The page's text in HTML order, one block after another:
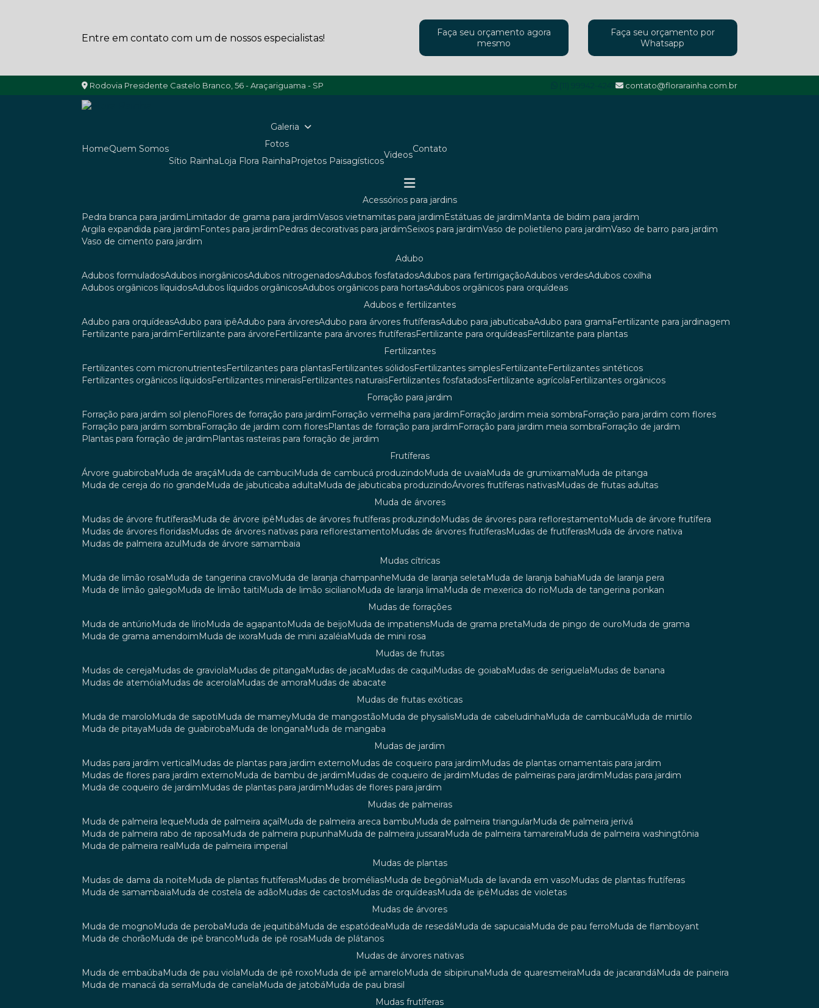
Entre em contato com um de nossos especialistas!
Faça seu orçamento agora
mesmo
Faça seu orçamento por
Whatsapp
Rodovia Presidente Castelo Branco, 56 - Araçariguama - SP contato@florarainha.com.br
Home Quem Somos
Galeria
Fotos
Sítio Rainha
Loja Flora Rainha Projetos Paisagísticos
Videos
Contato
acessórios para jardins
pedra branca para jardim
limitador de grama para jardim vasos vietnamitas para jardim estátuas de jardim
manta de bidim para jardim
argila expandida para jardim
fontes para jardim pedras decorativas para jardim seixos para jardim vaso de polietileno para jardim vaso de barro para jardim
vaso de cimento para jardim
adubo
adubos formulados adubos inorgânicos adubos nitrogenados adubos fosfatados adubos para fertirrigação adubos verdes adubos coxilha
adubos orgânicos líquidos adubos líquidos orgânicos adubos orgânicos para hortas adubos orgânicos para orquídeas
adubos e fertilizantes
adubo para orquídeas adubo para ipê adubo para árvores adubo para árvores frutíferas adubo para jabuticaba adubo para grama
fertilizante para jardinagem
fertilizante para jardim
fertilizante para árvore fertilizante para árvores frutíferas fertilizante para orquídeas fertilizante para plantas
fertilizantes
fertilizantes com micronutrientes fertilizantes para plantas fertilizantes sólidos fertilizantes simples fertilizante
fertilizantes sintéticos
fertilizantes orgânicos líquidos fertilizantes minerais fertilizantes naturais fertilizantes fosfatados fertilizante agrícola
fertilizantes orgânicos
forração para jardim
forração para jardim sol pleno
flores de forração para jardim forração vermelha para jardim forração jardim meia sombra
forração para jardim com flores
forração para jardim sombra
forração de jardim com flores plantas de forração para jardim forração para jardim meia sombra
forração de jardim
plantas para forração de jardim
plantas rasteiras para forração de jardim
frutíferas
árvore guabiroba
muda de araçá muda de cambuci muda de cambucá produzindo muda de uvaia muda de grumixama
muda de pitanga
muda de cereja do rio grande
muda de jabuticaba adulta muda de jabuticaba produzindo árvores frutíferas nativas
mudas de frutas adultas
muda de árvores
mudas de árvore frutíferas
muda de árvore ipê mudas de árvores frutíferas produzindo mudas de árvores para reflorestamento
muda de árvore frutífera
mudas de árvores floridas
mudas de árvores nativas para reflorestamento mudas de árvores frutíferas mudas de frutíferas
muda de árvore nativa
mudas de palmeira azul
muda de árvore samambaia
mudas cítricas
muda de limão rosa
muda de tangerina cravo muda de laranja champanhe muda de laranja seleta muda de laranja bahia
muda de laranja pera
muda de limão galego
muda de limão taiti muda de limão siciliano muda de laranja lima muda de mexerica do rio
muda de tangerina ponkan
mudas de forrações
muda de antúrio
muda de lírio muda de agapanto muda de beijo muda de impatiens muda de grama preta muda de pingo de ouro
muda de grama
muda de grama amendoim
muda de ixora muda de mini azaléia
muda de mini rosa
mudas de frutas
mudas de cereja
mudas de graviola mudas de pitanga mudas de jaca mudas de caqui mudas de goiaba mudas de seriguela
mudas de banana
mudas de atemóia
mudas de acerola mudas de amora
mudas de abacate
mudas de frutas exóticas
muda de marolo
muda de sapoti muda de mamey muda de mangostão muda de physalis muda de cabeludinha muda de cambucá
muda de mirtilo
muda de pitaya
muda de guabiroba muda de longana
muda de mangaba
mudas de jardim
mudas para jardim vertical
mudas de plantas para jardim externo mudas de coqueiro para jardim
mudas de plantas ornamentais para jardim
mudas de flores para jardim externo
muda de bambu de jardim mudas de coqueiro de jardim mudas de palmeiras para jardim
mudas para jardim
muda de coqueiro de jardim
mudas de plantas para jardim
mudas de flores para jardim
mudas de palmeiras
muda de palmeira leque
muda de palmeira açaí muda de palmeira areca bambu muda de palmeira triangular
muda de palmeira jerivá
muda de palmeira rabo de raposa
muda de palmeira pupunha muda de palmeira jussara muda de palmeira tamareira
muda de palmeira washingtônia
muda de palmeira real
muda de palmeira imperial
mudas de plantas
mudas de dama da noite
muda de plantas frutíferas mudas de bromélias muda de begônia muda de lavanda em vaso
mudas de plantas frutíferas
muda de samambaia
muda de costela de adão mudas de cactos mudas de orquídeas muda de ipê
mudas de violetas
mudas de árvores
muda de mogno
muda de peroba muda de jequitibá muda de espatódea muda de resedá muda de sapucaia muda de pau ferro
muda de flamboyant
muda de chorão
muda de ipê branco muda de ipê rosa
muda de plátanos
mudas de árvores nativas
muda de embaúba
muda de pau viola muda de ipê roxo muda de ipê amarelo muda de sibipiruna muda de quaresmeira muda de jacarandá
muda de paineira
muda de manacá da serra
muda de canela muda de jatobá
muda de pau brasil
mudas frutíferas